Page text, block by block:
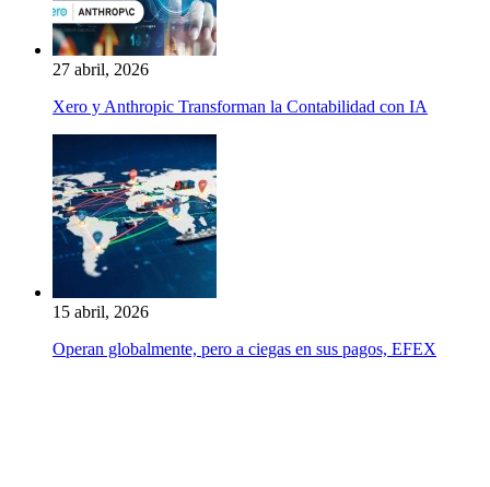
27 abril, 2026
Xero y Anthropic Transforman la Contabilidad con IA
15 abril, 2026
Operan globalmente, pero a ciegas en sus pagos, EFEX